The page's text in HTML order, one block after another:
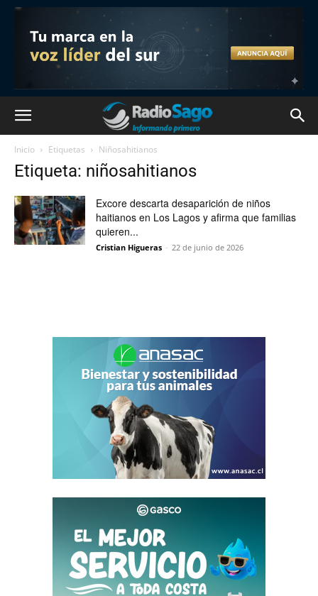
Inicio Etiquetas Niñosahitianos
Etiqueta: niñosahitianos
Excore descarta desaparición de niños
haitianos en Los Lagos y afirma que familias
quieren...
Cristian Higueras - 22 de junio de 2026